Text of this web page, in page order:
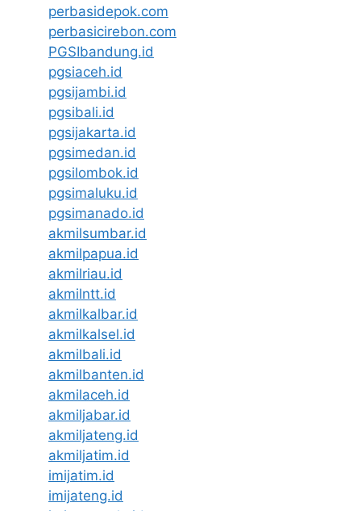
perbasidepok.com
perbasicirebon.com
PGSIbandung.id
pgsiaceh.id
pgsijambi.id
pgsibali.id
pgsijakarta.id
pgsimedan.id
pgsilombok.id
pgsimaluku.id
pgsimanado.id
akmilsumbar.id
akmilpapua.id
akmilriau.id
akmilntt.id
akmilkalbar.id
akmilkalsel.id
akmilbali.id
akmilbanten.id
akmilaceh.id
akmiljabar.id
akmiljateng.id
akmiljatim.id
imijatim.id
imijateng.id